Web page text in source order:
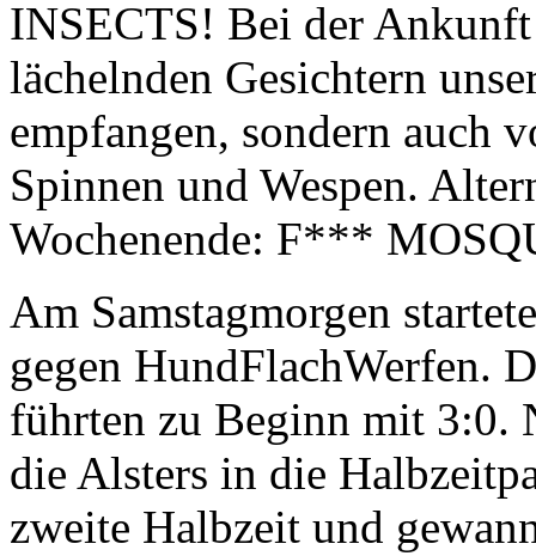
INSECTS! Bei der
lächelnden Gesichtern
empfangen, sondern auch
Spinnen und Wespen.
Wochenende: F***
Am Samstagmorgen
gegen HundFlachWerfen.
führten zu Beginn mit 3:0.
die Alsters in die
zweite Halbzeit und